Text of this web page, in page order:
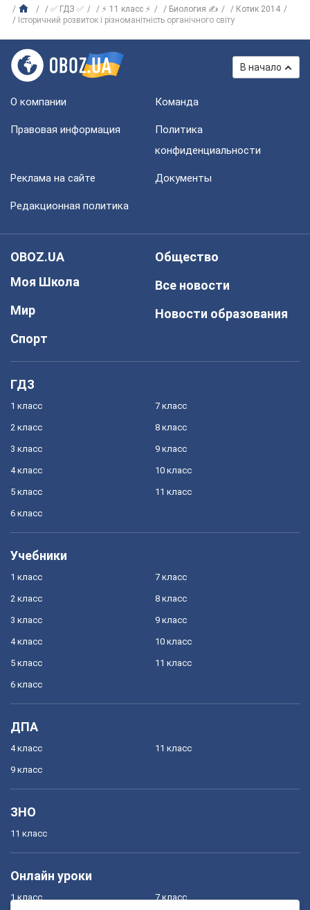
✅ ГДЗ ✅ ⚡ 11 класс ⚡ Биология ✍
Котик 2014
Історичний розвиток і різноманітність органічного світу
В начало
О компании Команда
Правовая информация
Политика
конфиденциальности
Реклама на сайте Документы
Редакционная политика
OBOZ.UA
Моя Школа
Мир
Спорт
Общество
Все новости
Новости образования
ГДЗ
1 класс
2 класс
3 класс
4 класс
5 класс
6 класс
7 класс
8 класс
9 класс
10 класс
11 класс
Учебники
1 класс
2 класс
3 класс
4 класс
5 класс
6 класс
7 класс
8 класс
9 класс
10 класс
11 класс
ДПА
4 класс
9 класс
11 класс
ЗНО
11 класс
Онлайн уроки
1 класс 7 класс